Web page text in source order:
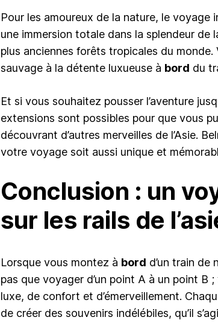
Pour les amoureux de la nature, le voyage
une immersion totale dans la splendeur de
plus anciennes forêts tropicales du monde.
sauvage à la détente luxueuse à bord du
Et si vous souhaitez pousser l’aventure
extensions sont possibles pour que vous
découvrant d’autres merveilles de l’Asie.
votre voyage soit aussi unique et
Conclusion : un
sur les rails de
Lorsque vous montez à bord d’un train de
pas que voyager d’un point A à un point
luxe, de confort et d’émerveillement.
de créer des souvenirs indélébiles, qu’il